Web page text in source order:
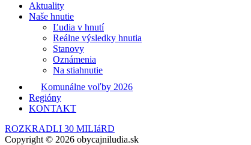
Aktuality
Naše hnutie
Ľudia v hnutí
Reálne výsledky hnutia
Stanovy
Oznámenia
Na stiahnutie
Komunálne voľby 2026
Regióny
KONTAKT
ROZKRADLI 30 MILIáRD
Copyright © 2026 obycajniludia.sk